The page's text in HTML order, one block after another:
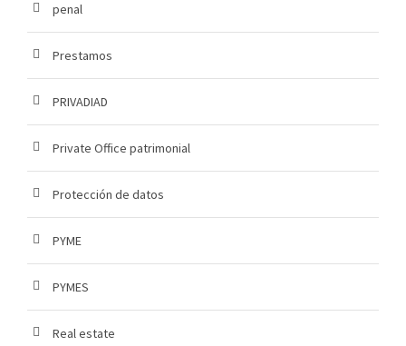
penal
Prestamos
PRIVADIAD
Private Office patrimonial
Protección de datos
PYME
PYMES
Real estate